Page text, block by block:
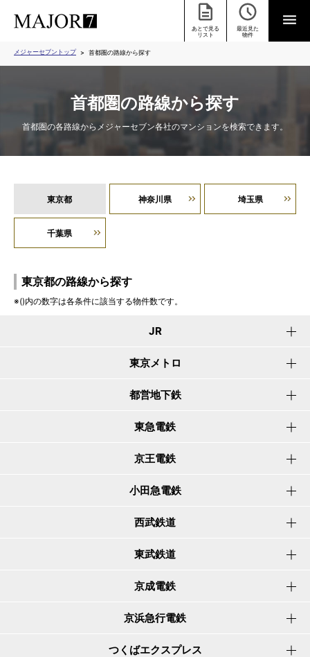
あとで見る
リスト
最近見た
物件
メジャーセブントップ 首都圏の路線から探す
首都圏の路線から探す
首都圏の各路線からメジャーセブン各社のマンションを検索できます。
東京都 神奈川県 埼玉県
千葉県
東京都の路線から探す
※()内の数字は各条件に該当する物件数です。
JR
東京メトロ
都営地下鉄
東急電鉄
京王電鉄
小田急電鉄
西武鉄道
東武鉄道
京成電鉄
京浜急行電鉄
つくばエクスプレス